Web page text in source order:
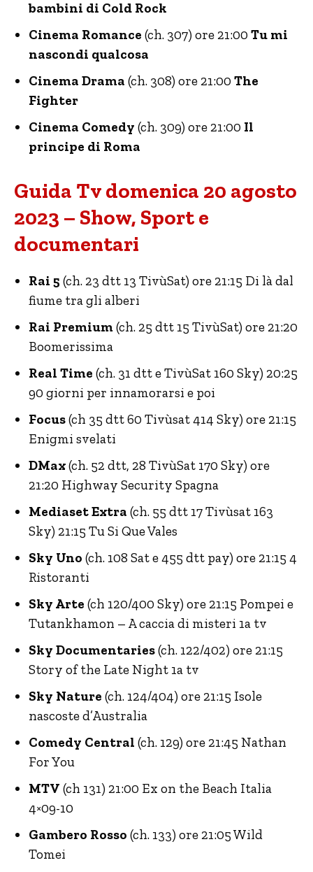
bambini di Cold Rock
Cinema Romance (ch. 307) ore 21:00 Tu mi
nascondi qualcosa
Cinema Drama (ch. 308) ore 21:00 The
Fighter
Cinema Comedy (ch. 309) ore 21:00 Il
principe di Roma
Guida Tv domenica 20 agosto
2023 – Show, Sport e
documentari
Rai 5 (ch. 23 dtt 13 TivùSat) ore 21:15 Di là dal
fiume tra gli alberi
Rai Premium(ch. 25 dtt 15 TivùSat) ore 21:20
Boomerissima
Real Time (ch. 31 dtt e TivùSat 160 Sky) 20:25
90 giorni per innamorarsi e poi
Focus(ch 35 dtt 60 Tivùsat 414 Sky) ore 21:15
Enigmi svelati
DMax(ch. 52 dtt, 28 TivùSat 170 Sky) ore
21:20 Highway Security Spagna
Mediaset Extra (ch. 55 dtt 17 Tivùsat 163
Sky) 21:15 Tu Si Que Vales
Sky Uno (ch. 108 Sat e 455 dtt pay) ore 21:15 4
Ristoranti
Sky Arte (ch 120/400 Sky) ore 21:15 Pompei e
Tutankhamon – A caccia di misteri 1a tv
Sky Documentaries(ch. 122/402) ore 21:15
Story of the Late Night 1a tv
Sky Nature (ch. 124/404) ore 21:15 Isole
nascoste d’Australia
Comedy Central (ch. 129) ore 21:45 Nathan
For You
MTV (ch 131) 21:00 Ex on the Beach Italia
4×09-10
Gambero Rosso (ch. 133) ore 21:05 Wild
Tomei